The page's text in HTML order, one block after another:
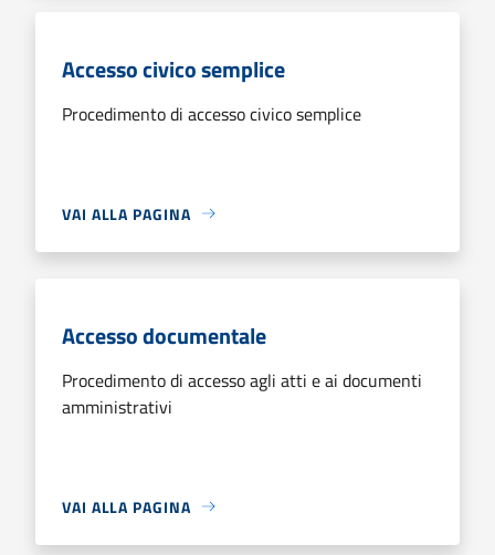
Accesso civico semplice
Procedimento di accesso civico semplice
VAI ALLA PAGINA
Accesso documentale
Procedimento di accesso agli atti e ai documenti
amministrativi
VAI ALLA PAGINA